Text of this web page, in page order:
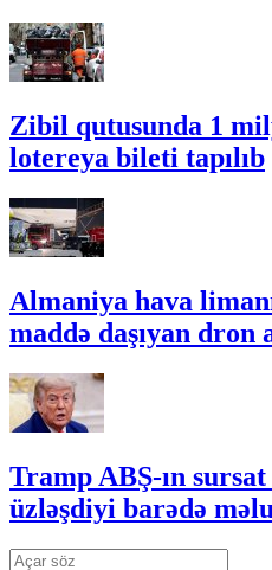
Zibil qutusunda 1
lotereya bileti tapılıb
Almaniya hava
maddə daşıyan dron
Tramp ABŞ-ın sursat
üzləşdiyi barədə